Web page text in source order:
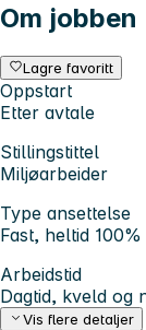
Om jobben
Lagre favoritt
Oppstart
Etter avtale
Stillingstittel
Miljøarbeider
Type ansettelse
Fast, heltid
Arbeidstid
Dagtid, kveld og
Vis flere detaljer